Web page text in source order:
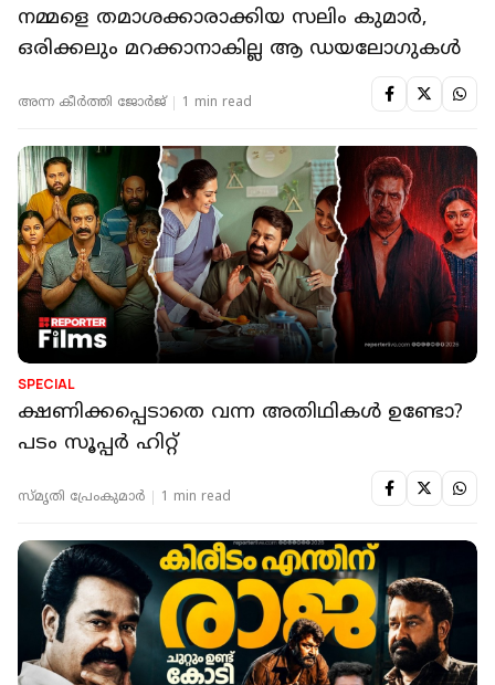
നമ്മളെ തമാശക്കാരാക്കിയ സലിം കുമാർ,
ഒരിക്കലും മറക്കാനാകില്ല ആ ഡയലോഗുകൾ
അന്ന കീര്‍‌ത്തി ജോര്‍ജ് 1 min read
SPECIAL
ക്ഷണിക്കപ്പെടാതെ വന്ന അതിഥികൾ ഉണ്ടോ?
പടം സൂപ്പർ ഹിറ്റ്
സ്മൃതി പ്രേംകുമാര്‍ 1 min read